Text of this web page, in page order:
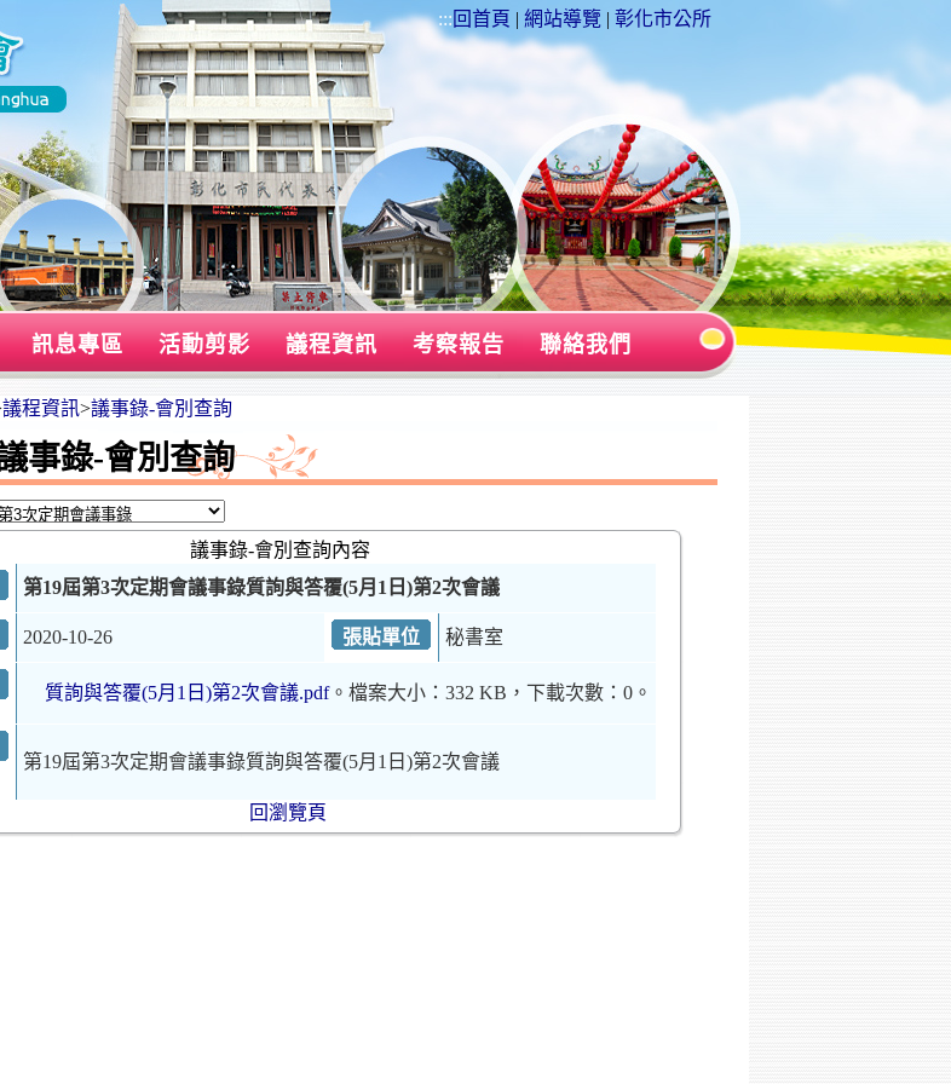
::: 回首頁 | 網站導覽 | 彰化市公所
訊息專區 活動剪影 議程資訊 考察報告 聯絡我們
議程資訊>議事錄-會別查詢
事錄-會別查詢
議事錄-會別查詢內容
第19屆第3次定期會議事錄質詢與答覆(5月1日)第2次會議
2020-10-26 張貼單位 秘書室
質詢與答覆(5月1日)第2次會議.pdf。檔案大小：332 KB，下載次數：0。
第19屆第3次定期會議事錄質詢與答覆(5月1日)第2次會議
回瀏覽頁